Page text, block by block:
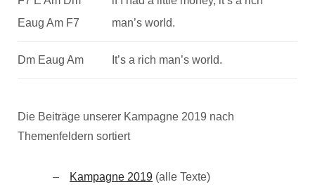
Eaug Am F7
man’s world.
Dm Eaug Am It’s a rich man’s world.
Die Beiträge unserer Kampagne 2019 nach
Themenfeldern sortiert
Kampagne 2019 (alle Texte)